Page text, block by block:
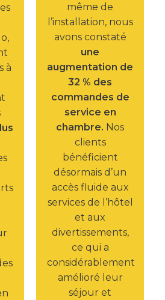
à
même de
l’installation, nous
avons constaté
une
augmentation de
32 % des
commandes de
service en
chambre. Nos
clients
bénéficient
désormais d’un
accès fluide aux
services de l’hôtel
et aux
divertissements,
ce qui a
considérablement
amélioré leur
séjour et